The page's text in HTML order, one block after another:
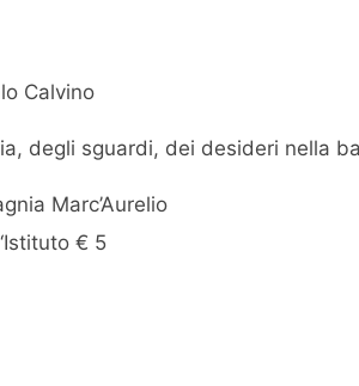
Calvino
degli sguardi, dei desideri nella
Marc’Aurelio
€ 5